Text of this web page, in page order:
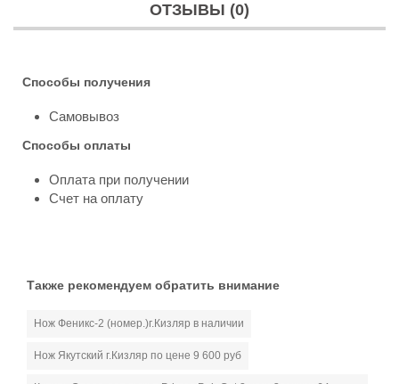
ОТЗЫВЫ (0)
Способы получения
Самовывоз
Способы оплаты
Оплата при получении
Счет на оплату
Также рекомендуем обратить внимание
Нож Феникс-2 (номер.)г.Кизляр в наличии
Нож Якутский г.Кизляр по цене 9 600 руб